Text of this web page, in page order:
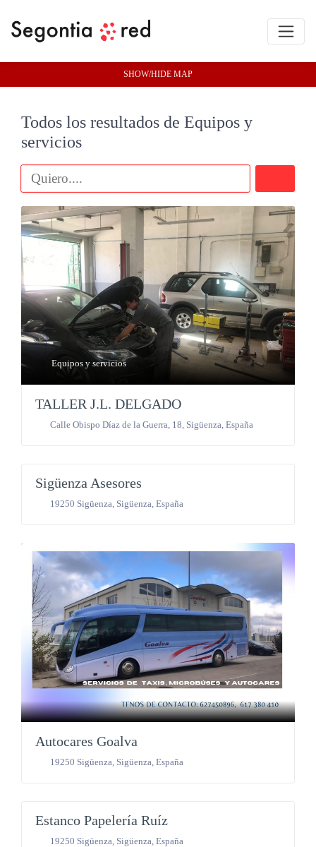
Todos los resultados de Equipos y
servicios
Equipos y servicios
TALLER J.L. DELGADO
Calle Obispo Díaz de la Guerra, 18, Sigüenza, España
Sigüenza Asesores
19250 Sigüenza, Sigüenza, España
Autocares Goalva
19250 Sigüenza Sigüenza España
Estanco Papelería Ruíz
19250 Sigüenza Sigüenza España
SHOW/HIDE MAP